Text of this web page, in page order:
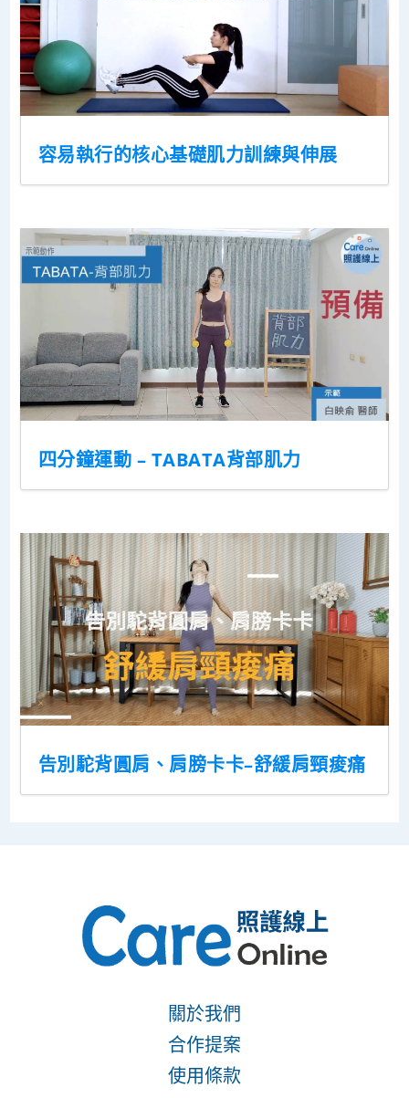
容易執行的核心基礎肌力訓練與伸展
四分鐘運動 – TABATA背部肌力
告別駝背圓肩、肩膀卡卡–舒緩肩頸痠痛
關於我們
合作提案
使用條款